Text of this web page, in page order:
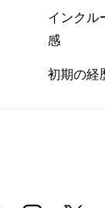
インクル
感
初期の経